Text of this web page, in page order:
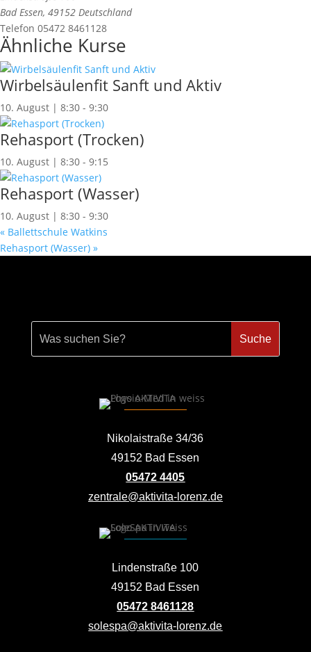
Bad Essen, 49152 Deutschland
Telefon 05472 8461128
Ähnliche Kurse
Wirbelsäulenfit Sanft und Aktiv
10. August | 8:30 - 9:30
Rehasport (Trocken)
10. August | 8:30 - 9:15
Rehasport (Wasser)
10. August | 8:30 - 9:30
« Ballettschule Watkins
Rehasport (Wasser) »
Nikolaistraße 34/36
49152 Bad Essen
05472 4405
zentrale@aktivita-lorenz.de
Lindenstraße 100
49152 Bad Essen
05472 8461128
solespa@aktivita-lorenz.de